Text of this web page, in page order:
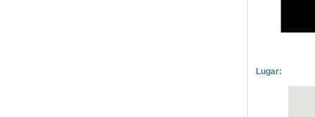
Lugar: